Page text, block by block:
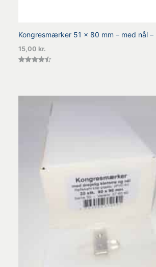
Kongresmærker 51 x 80 mm – med nål –
15,00 kr.